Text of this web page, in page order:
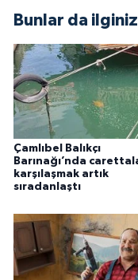
Bunlar da
Çamlıbel Balıkçı
Barınağı’nda
karşılaşmak artık
sıradanlaştı